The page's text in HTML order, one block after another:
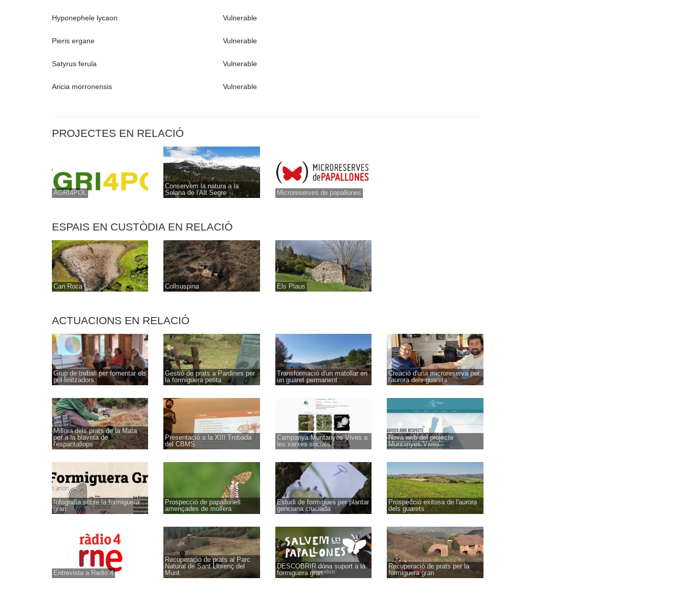
Hyponephele lycaon Vulnerable
Pieris ergane Vulnerable
Satyrus ferula Vulnerable
Aricia morronensis Vulnerable
PROJECTES EN RELACIÓ
AGRI4POL
Conservem la natura a la
Solana de l'Alt Segre
Microreserves de papallones
ESPAIS EN CUSTÒDIA EN RELACIÓ
Can Roca Collsuspina Els Plaus
ACTUACIONS EN RELACIÓ
Grup de treball per fomentar els
pol·linitzadors
Gestió de prats a Pardines per
la formiguera petita
Transformació d'un matollar en
un guaret permanent
Creació d'una microreserva per
l'aurora dels guarets
Millora dels prats de la Mata
per a la blaveta de
l'espantallops
Presentació a la XIII Trobada
del CBMS
Campanya Muntanyes Vives a
les xarxes socials
Nova web del projecte
Muntanyes Vives
Infografia sobre la formiguera
gran
Prospecció de papallones
amençades de mollera
Estudi de formigues per plantar
genciana cruciada
Prospecció exitosa de l'aurora
dels guarets
Entrevista a Radio 4
Recuperació de prats al Parc
Natural de Sant Llorenç del
Munt
DESCOBRIR dóna suport a la
formiguera gran
Recuperació de prats per la
formiguera gran